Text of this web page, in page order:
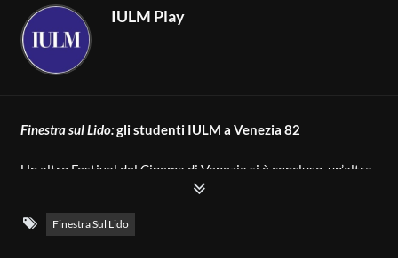
IULM Play
Finestra sul Lido:gli studenti IULM a Venezia 82
Un altro Festival del Cinema di Venezia si è concluso, un’altra
edizione di Finestra sul Lido è terminata
Un team di studentesse e studenti IULM ha portato la magia
Finestra Sul Lido